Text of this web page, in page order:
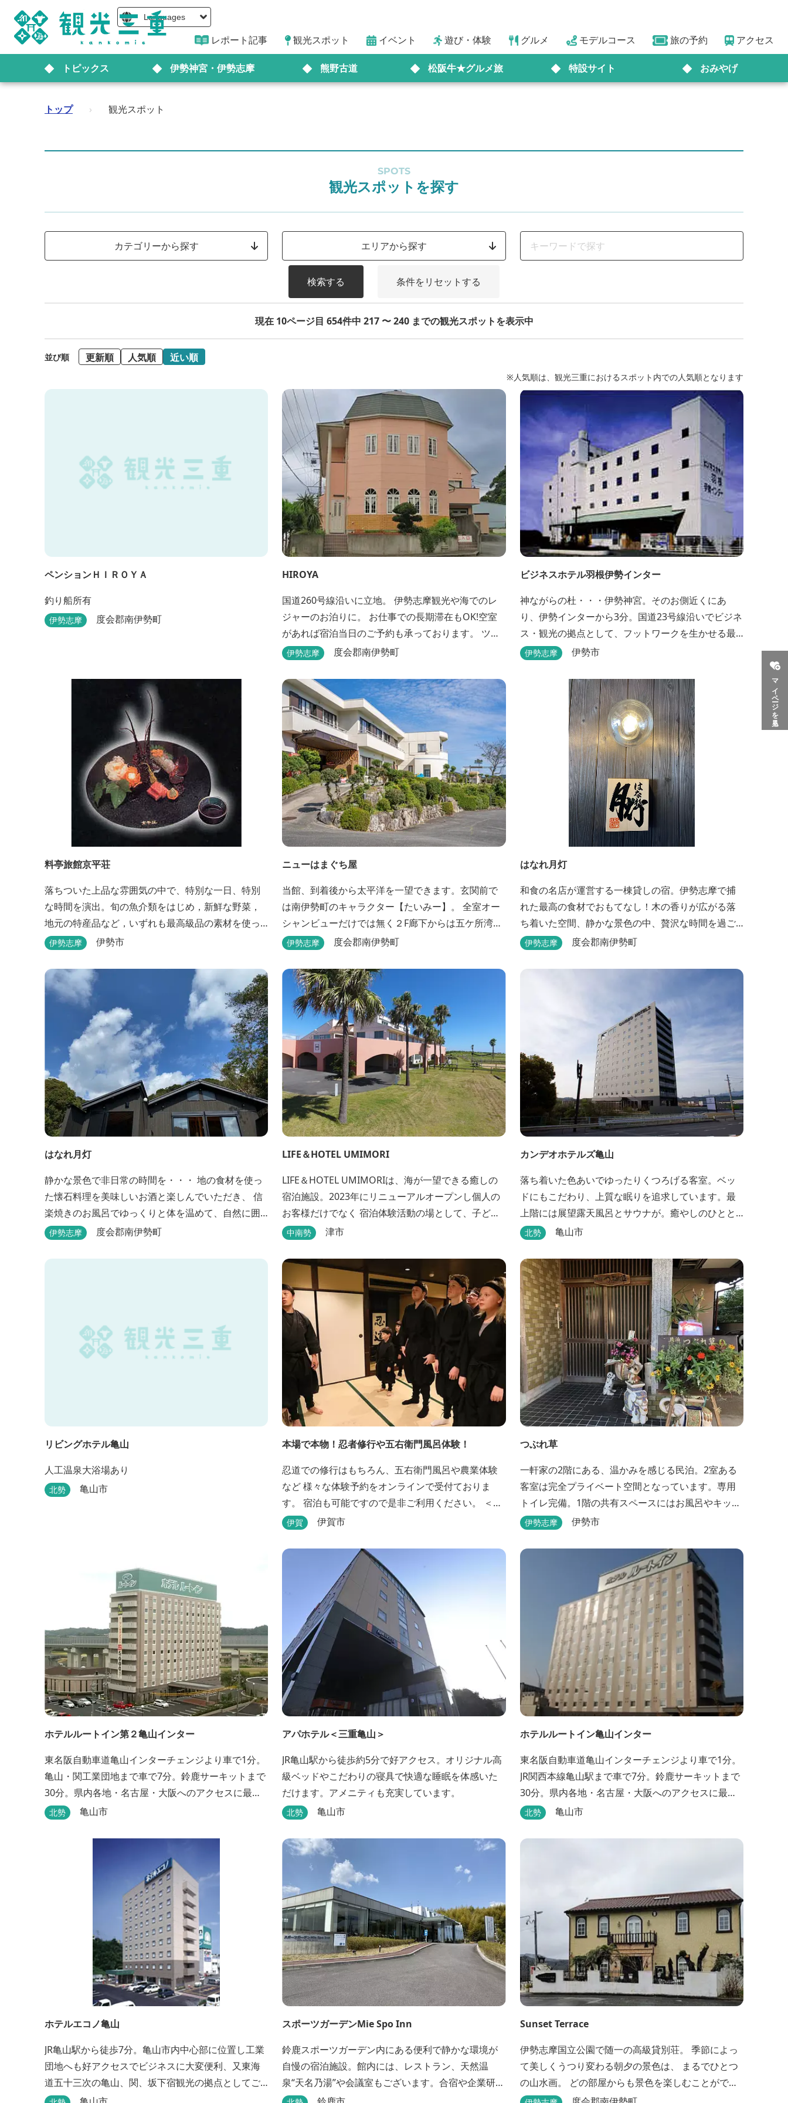
Languages
レポート記事 観光スポット イベント 遊び・体験 グルメ モデルコース 旅の予約 アクセス
トピックス 伊勢神宮・伊勢志摩 熊野古道 松阪牛★グルメ旅 特設サイト おみやげ
マイページを見る
トップ › 観光スポット
SPOTS
観光スポットを探す
カテゴリーから探す エリアから探す
検索する 条件をリセットする
現在 10ページ目 654件中 217 〜 240 までの観光スポットを表示中
並び順 更新順 人気順 近い順
※人気順は、観光三重におけるスポット内での人気順となります
ペンションＨＩＲＯＹＡ
釣り船所有
伊勢志摩 度会郡南伊勢町
HIROYA
国道260号線沿いに立地。 伊勢志摩観光や海でのレ
ジャーのお泊りに。 お仕事での長期滞在もOK!空室
があれば宿泊当日のご予約も承っております。 ツー
リングのバイカーさんもお気軽にお立ち寄りくださ
伊勢志摩 度会郡南伊勢町
ビジネスホテル羽根伊勢インター
神ながらの杜・・・伊勢神宮。そのお側近くにあ
り、伊勢インターから3分。国道23号線沿いでビジネ
ス・観光の拠点として、フットワークを生かせる最
適なホテルです。
伊勢志摩 伊勢市
料亭旅館京平荘
落ちついた上品な雰囲気の中で、特別な一日、特別
な時間を演出。旬の魚介類をはじめ，新鮮な野菜，
地元の特産品など，いずれも最高級品の素材を使っ
た懐石料理が一品出しで味わえます。昼食・夕食・
伊勢志摩 伊勢市
ニューはまぐち屋
当館、到着後から太平洋を一望できます。玄関前で
は南伊勢町のキャラクター【たいみー】。 全室オー
シャンビューだけでは無く２F廊下からは五ケ所湾、
礫浦を一望でき船は勿論の事、養殖筏や釣り堀筏な
からは太平洋を一望。マグロの養殖筏、夜には漁師
さん達の船の光がみえ対岸には田曽浦の町の光が綺
麗に見えます。
伊勢志摩 度会郡南伊勢町
はなれ月灯
和食の名店が運営する一棟貸しの宿。伊勢志摩で捕
れた最高の食材でおもてなし！木の香りが広がる落
ち着いた空間、静かな景色の中、贅沢な時間を過ご
せます。
伊勢志摩 度会郡南伊勢町
はなれ月灯
静かな景色で非日常の時間を・・・ 地の食材を使っ
た懐石料理を美味しいお酒と楽しんでいただき、 信
楽焼きのお風呂でゆっくりと体を温めて、自然に囲
まれながら日頃の疲れを癒してください。
伊勢志摩 度会郡南伊勢町
LIFE＆HOTEL UMIMORI
LIFE＆HOTEL UMIMORIは、海が一望できる癒しの
宿泊施設。2023年にリニューアルオープンし個人の
お客様だけでなく 宿泊体験活動の場として、子ども
や青少年から大人の方まで、どなたでもご利用いた
るマリンアクティビティや併設する海の乗馬倶楽部
エルカバージョでの乗馬体験が可能！ 小中学生や団
体様向けに海の自然体験教室も開催しています...
中南勢 津市
カンデオホテルズ亀山
落ち着いた色あいでゆったりくつろげる客室。ベッ
ドにもこだわり、上質な眠りを追求しています。最
上階には展望露天風呂とサウナが。癒やしのひとと
きをお過ごしください。
北勢 亀山市
リビングホテル亀山
人工温泉大浴場あり
北勢 亀山市
本場で本物！忍者修行や五右衛門風呂体験！
忍道での修行はもちろん、五右衛門風呂や農業体験
など 様々な体験予約をオンラインで受付ておりま
す。 宿泊も可能ですので是非ご利用ください。 ＜体
験プログラム＞ ①石川五右衛門を知り楽しもう！
礎体力づくり！農業体験！ ④忍者の里山散策と忍者
修行を楽しもう！（山中で忍道修行）
伊賀 伊賀市
つぶれ草
一軒家の2階にある、温かみを感じる民泊。2室ある
客室は完全プライベート空間となっています。専用
トイレ完備。1階の共有スペースにはお風呂やキッチ
ンもあります。
伊勢志摩 伊勢市
ホテルルートイン第２亀山インター
東名阪自動車道亀山インターチェンジより車で1分。
亀山・関工業団地まで車で7分。鈴鹿サーキットまで
30分。県内各地・名古屋・大阪へのアクセスに最
適。大浴場・無料駐車場完備。
北勢 亀山市
アパホテル＜三重亀山＞
JR亀山駅から徒歩約5分で好アクセス。オリジナル高
級ベッドやこだわりの寝具で快適な睡眠を体感いた
だけます。アメニティも充実しています。
北勢 亀山市
ホテルルートイン亀山インター
東名阪自動車道亀山インターチェンジより車で1分。
JR関西本線亀山駅まで車で7分。鈴鹿サーキットまで
30分。県内各地・名古屋・大阪へのアクセスに最
適。全室インターネット回線・人工温泉大浴場・無
北勢 亀山市
ホテルエコノ亀山
JR亀山駅から徒歩7分。亀山市内中心部に位置し工業
団地へも好アクセスでビジネスに大変便利、又東海
道五十三次の亀山、関、坂下宿観光の拠点としてご
利用いただけます。無料朝食（セルフサービス）、
スポーツガーデンMie Spo Inn
鈴鹿スポーツガーデン内にある便利で静かな環境が
自慢の宿泊施設。館内には、レストラン、天然温
泉“天名乃湯”や会議室もございます。合宿や企業研修
にも最適で、様々な用途に合わせてご利用頂けま
Sunset Terrace
伊勢志摩国立公園で随一の高級貸別荘。 季節によっ
て美しくうつり変わる朝夕の景色は、 まるでひとつ
の山水画。 どの部屋からも景色を楽しむことができ
ます。 大切な友人や家族と、最高のひとときを。 1